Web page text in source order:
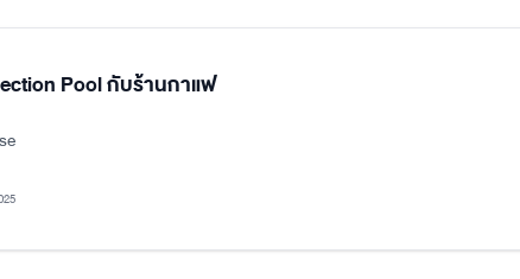
Pool กับร้านกาแฟ